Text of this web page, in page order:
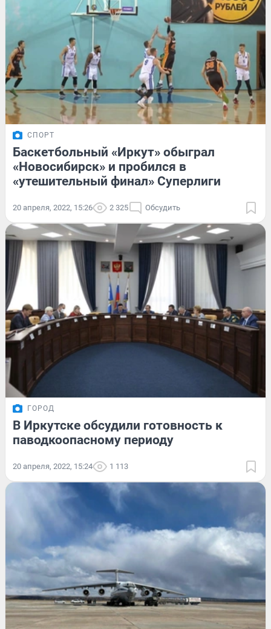
СПОРТ
Баскетбольный «Иркут» обыграл
«Новосибирск» и пробился в
«утешительный финал» Суперлиги
20 апреля, 2022, 15:26 2 325 Обсудить
ГОРОД
В Иркутске обсудили готовность к
паводкоопасному периоду
20 апреля, 2022, 15:24 1 113